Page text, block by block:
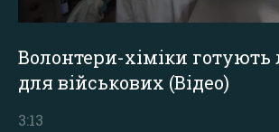
Волонтери-хіміки готують
для військових (Відео)
3:13